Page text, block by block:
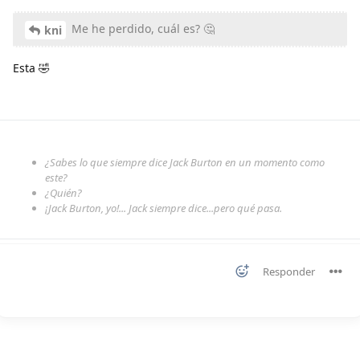
kni Me he perdido, cuál es? 🤔
Esta 🤣
¿Sabes lo que siempre dice Jack Burton en un momento como
este?
¿Quién?
¡Jack Burton, yo!... Jack siempre dice...pero qué pasa.
Responder